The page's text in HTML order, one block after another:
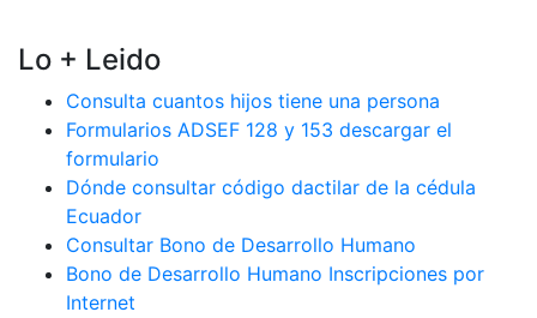
Lo + Leido
Consulta cuantos hijos tiene una persona
Formularios ADSEF 128 y 153 descargar el
formulario
Dónde consultar código dactilar de la cédula
Ecuador
Consultar Bono de Desarrollo Humano
Bono de Desarrollo Humano Inscripciones por
Internet